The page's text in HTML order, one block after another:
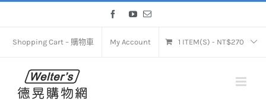
content
FacebookYouTube
Email
Shopping Cart – 購物車 My Account 1 ITEM(S) - NT$270